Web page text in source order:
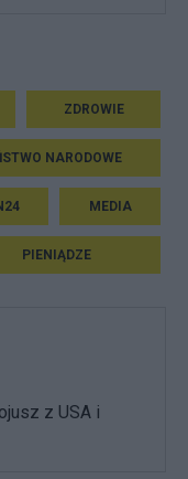
ZDROWIE
NARODOWE
MEDIA
PIENIĄDZE
z USA i